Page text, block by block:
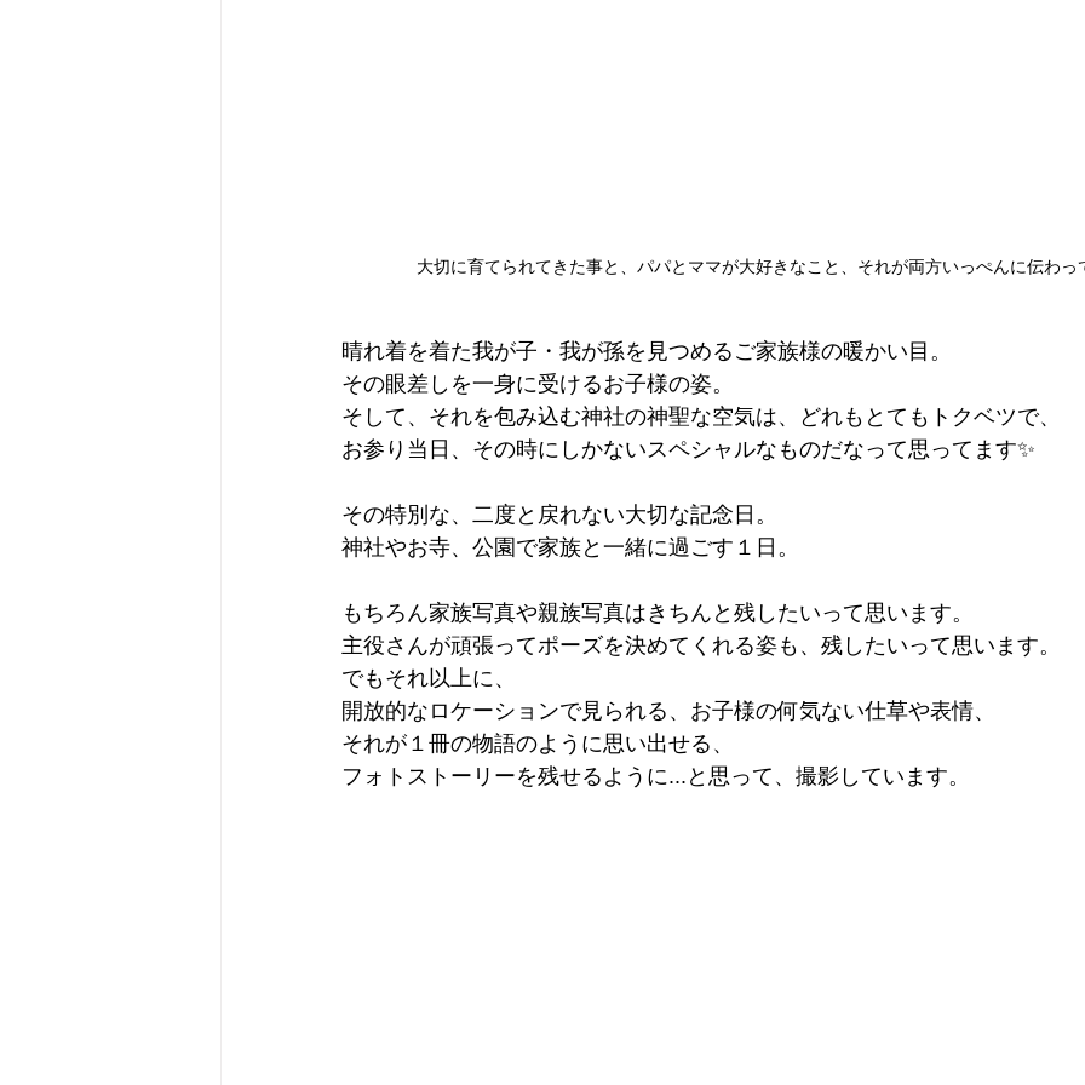
大切に育てられてきた事と、パパとママが大好きなこと、それが両方いっぺんに伝わ
晴れ着を着た我が子・我が孫を見つめるご家族様の暖かい目。
その眼差しを一身に受けるお子様の姿。
そして、それを包み込む神社の神聖な空気は、どれもとてもトクベツで、
お参り当日、その時にしかないスペシャルなものだなって思ってます✨
その特別な、二度と戻れない大切な記念日。
神社やお寺、公園で家族と一緒に過ごす１日。
もちろん家族写真や親族写真はきちんと残したいって思います。
主役さんが頑張ってポーズを決めてくれる姿も、残したいって思います。
でもそれ以上に、
開放的なロケーションで見られる、お子様の何気ない仕草や表情、
それが１冊の物語のように思い出せる、
フォトストーリーを残せるように...と思って、撮影しています。